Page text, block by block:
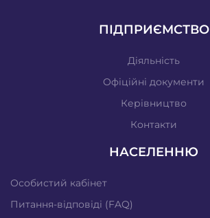
ПІДПРИЄМСТВО
Діяльність
Офіційні документи
Керівництво
Контакти
НАСЕЛЕННЮ
Особистий кабінет
Питання-відповіді (FAQ)